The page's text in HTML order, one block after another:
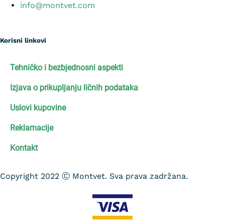
info@montvet.com
Korisni linkovi
Tehničko i bezbjednosni aspekti
Izjava o prikupljanju ličnih podataka
Uslovi kupovine
Reklamacije
Kontakt
Copyright 2022 Ⓒ Montvet. Sva prava zadržana.